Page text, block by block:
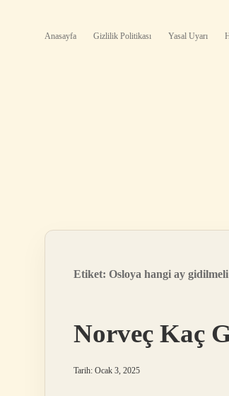
Anasayfa Gizlilik Politikası Yasal Uyarı
Etiket: Osloya hangi ay gidilmeli
Norveç Kaç
Tarih: Ocak 3, 2025